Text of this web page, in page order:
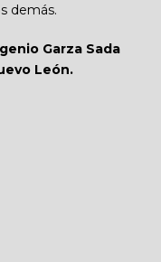
demás.
Garza Sada
León.